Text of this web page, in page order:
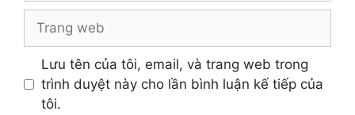
Trang
Lưu tên của tôi, email, và trang web trong
trình duyệt này cho lần bình luận kế tiếp của
tôi.